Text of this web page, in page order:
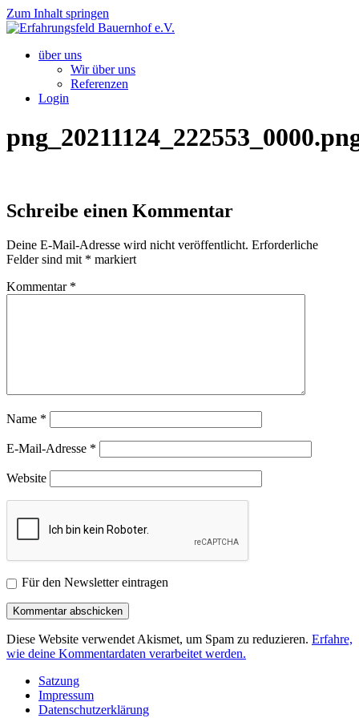
Zum Inhalt springen
über uns
Wir über uns
Referenzen
Login
Schreibe einen Kommentar
Deine E-Mail-Adresse wird nicht veröffentlicht. Erforderliche
Felder sind mit * markiert
Kommentar *
Name *
E-Mail-Adresse *
Website
Für den Newsletter eintragen
Diese Website verwendet Akismet, um Spam zu reduzieren. Erfahre,
wie deine Kommentardaten verarbeitet werden.
Satzung
Impressum
Datenschutzerklärung